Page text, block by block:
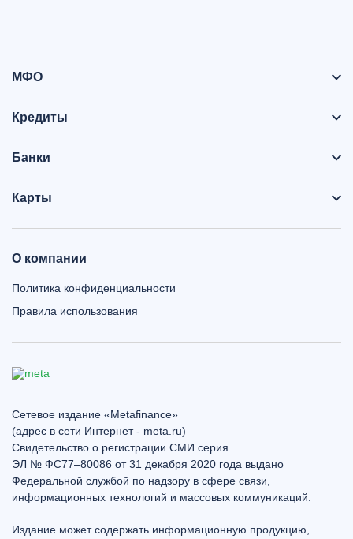
МФО
Кредиты
Банки
Карты
О компании
Политика конфиденциальности
Правила использования
Сетевое издание «Metafinance»
(адрес в сети Интернет - meta.ru)
Свидетельство о регистрации СМИ серия
ЭЛ № ФС77–80086 от 31 декабря 2020 года выдано
Федеральной службой по надзору в сфере связи,
информационных технологий и массовых коммуникаций.
Издание может содержать информационную продукцию,